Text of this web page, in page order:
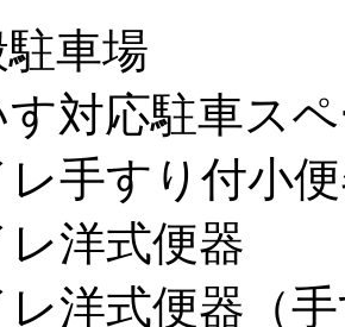
車場
対応駐車ス
レ手すり付小
レ洋式便器
レ洋式便器（